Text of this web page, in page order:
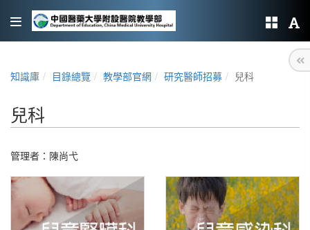
知識庫 目錄總覽 教學部官網 研究醫師招募 兒科
兒科
管理者： 陳尚弋